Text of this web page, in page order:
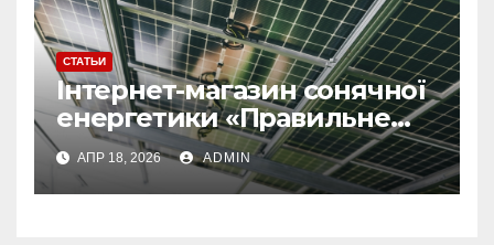
СТАТЬИ
Інтернет-магазин сонячної
енергетики «Правильне
електроживлення»
АПР 18, 2026 ADMIN